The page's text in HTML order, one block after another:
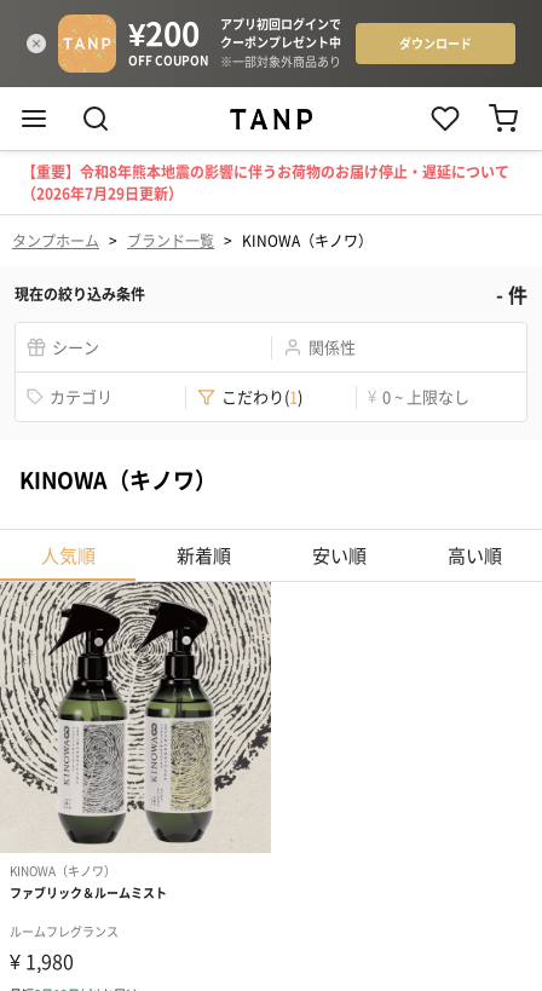
【重要】令和8年熊本地震の影響に伴うお荷物のお届け停止・遅延について
（2026年7月29日更新）
タンプホーム > ブランド一覧 > KINOWA（キノワ）
現在の絞り込み条件 -件
シーン 関係性
カテゴリ こだわり(1) ¥ 0 ~ 上限なし
KINOWA（キノワ）
人気順 新着順 安い順 高い順